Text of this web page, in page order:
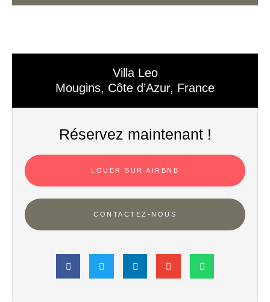
Villa Leo
Mougins, Côte d’Azur, France
Réservez maintenant !
LOUER SUR AIRBNB
CONTACTEZ-NOUS